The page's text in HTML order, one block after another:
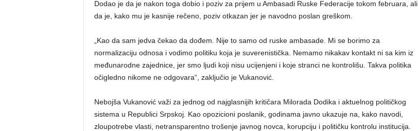
Dodao je da je nakon toga dobio i poziv za prijem u Ambasadi Ruske Federacije tokom februara, ali
da je, kako mu je kasnije rečeno, poziv otkazan jer je navodno poslan greškom.
„Kao da sam jedva čekao da dođem. Nije to samo od ruske ambasade. Mi se borimo za
normalizaciju odnosa i vodimo politiku koja je suverenistička. Nemamo nikakav kontakt ni sa kim iz
međunarodne zajednice, jer smo ljudi koji nisu ucijenjeni i koje stranci ne kontrolišu. Takva politika
očigledno nikome ne odgovara“, zaključio je Vukanović.
Nebojša Vukanović važi za jednog od najglasnijih kritičara Milorada Dodika i aktuelnog političkog
sistema u Republici Srpskoj. Kao opozicioni poslanik, godinama javno ukazuje na, kako navodi,
zloupotrebe vlasti, netransparentno trošenje javnog novca, korupciju i političku kontrolu institucija.